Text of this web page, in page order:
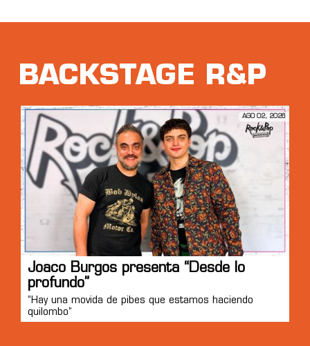
BACKSTAGE R&P
AGO 02, 2026
Joaco Burgos presenta “Desde lo
profundo”
“Hay una movida de pibes que estamos haciendo
quilombo”